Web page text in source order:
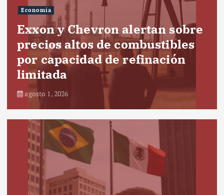
Economía
Exxon y Chevron alertan sobre
precios altos de combustibles
por capacidad de refinación
limitada
agosto 1, 2026